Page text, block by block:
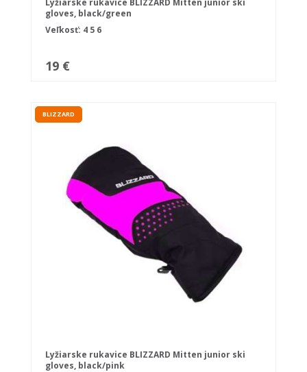
gloves, black/green
Veľkosť: 4 5 6
19 €
BLIZZARD
Lyžiarske rukavice BLIZZARD Mitten junior ski
gloves, black/pink